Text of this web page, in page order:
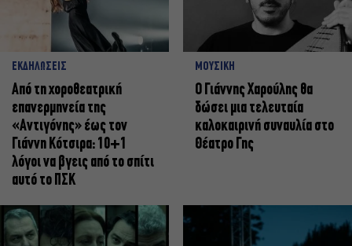
ΕΚΔΗΛΩΣΕΙΣ
Από τη χοροθεατρική
επανερμηνεία της
«Αντιγόνης» έως τον
Γιάννη Κότσιρα: 10+1
λόγοι να βγεις από το σπίτι
αυτό το ΠΣΚ
ΜΟΥΣΙΚΗ
Ο Γιάννης Χαρούλης θα
δώσει μια τελευταία
καλοκαιρινή συναυλία στο
Θέατρο Γης